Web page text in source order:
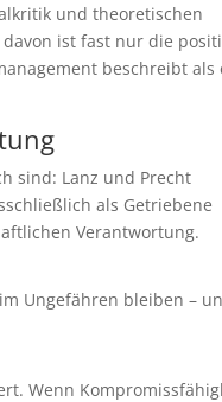
und theoretischen
ist fast nur die
beschreibt als
sind: Lanz und Precht
als Getriebene
Verantwortung.
Ungefähren bleiben –
Wenn